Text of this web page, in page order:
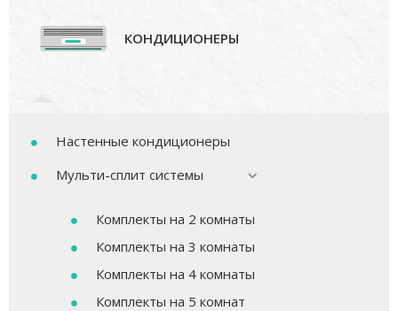
КОНДИЦИОНЕРЫ
Настенные кондиционеры
Мульти-сплит системы
Комплекты на 2 комнаты
Комплекты на 3 комнаты
Комплекты на 4 комнаты
Комплекты на 5 комнат